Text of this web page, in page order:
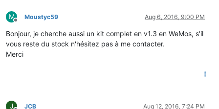
M
Offline
Moustyc59 Aug 6, 2016, 9:00 PM
Bonjour, je cherche aussi un kit complet en v1.3 en WeMos, s'il
vous reste du stock n'hésitez pas à me contacter.
Merci
J JCB Aug 12, 2016, 7:24 PM